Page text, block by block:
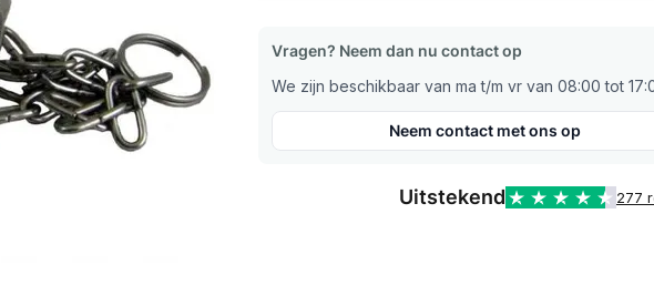
Vragen? Neem dan nu contact op
We zijn beschikbaar van ma t/m vr van 08:00 tot
Neem contact met ons op
Uitstekend 277